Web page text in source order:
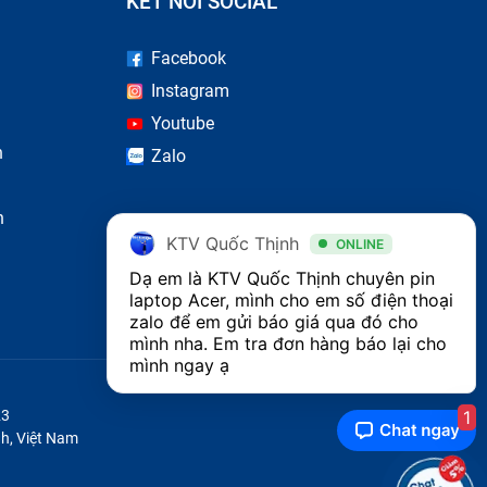
bàn
kiện
sử
như
thể
bạn
Facebook
Instagram
Youtube
Zalo
Việt Nam
KTV Quốc Thịnh ONLINE
Dạ em là KTV Quốc Thịnh chuyên pin
laptop Acer, mình cho em số điện thoại
zalo để em gửi báo giá qua đó cho
mình nha. Em tra đơn hàng báo lại cho
mình ngay ạ
1